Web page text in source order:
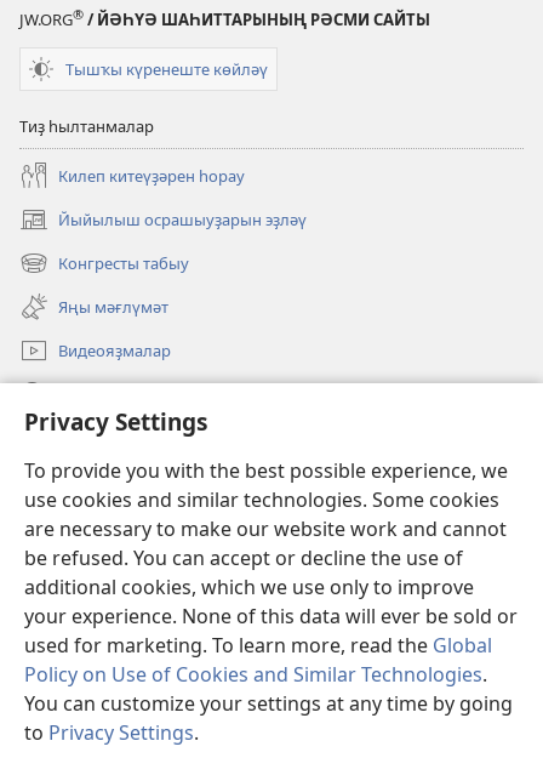
Privacy Settings
To provide you with the best possible experience, we
use cookies and similar technologies. Some cookies
are necessary to make our website work and cannot
be refused. You can accept or decline the use of
additional cookies, which we use only to improve
your experience. None of this data will ever be sold or
used for marketing. To learn more, read the Global
Policy on Use of Cookies and Similar Technologies.
You can customize your settings at any time by going
to Privacy Settings.
JW.ORG® / ЙӘҺҮӘ ШАҺИТТАРЫНЫҢ РӘСМИ САЙТЫ
Тышҡы күренеште көйләү
Тиҙ һылтанмалар
Килеп китеүҙәрен һорау
Йыйылыш осрашыуҙарын эҙләү
(opens
new
window)
Конгресты табыу
(opens
new
window)
Яңы мәғлүмәт
Видеояҙмалар
(opens
window)Күҙәтеү манараһының ОНЛАЙН КИТАПХАНАҺЫ
(opens
new
window)JW Hub ®
(opens
new
window)
Copyright© 2026 Watch Tower Bible and Tract Society of Pennsylvania.
ҠУЛЛАНЫУ ҠАҒИҘӘЛӘРЕ